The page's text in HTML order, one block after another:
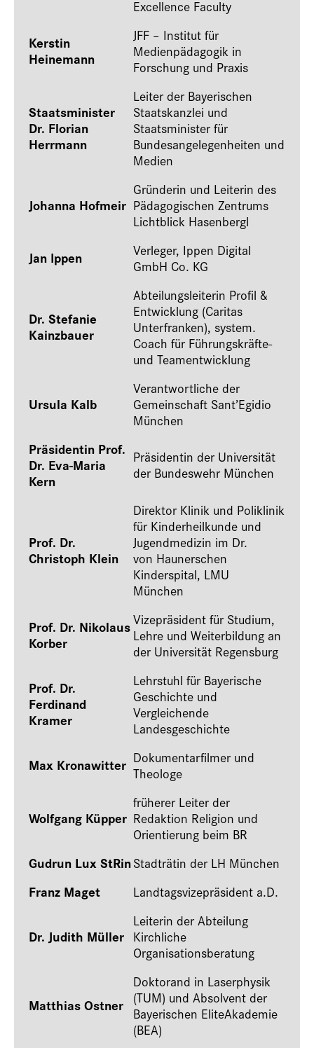
Excellence Faculty
Kerstin
Heinemann
JFF – Institut für
Medienpädagogik in
Forschung und Praxis
Staatsminister
Dr. Florian
Herrmann
Leiter der Bayerischen
Staatskanzlei und
Staatsminister für
Bundesangelegenheiten und
Medien
Johanna Hofmeir
Gründerin und Leiterin des
Pädagogischen Zentrums
Lichtblick Hasenbergl
Jan Ippen
Verleger, Ippen Digital
GmbH Co. KG
Dr. Stefanie
Kainzbauer
Abteilungsleiterin Profil &
Entwicklung (Caritas
Unterfranken), system.
Coach für Führungskräfte-
und Teamentwicklung
Ursula Kalb
Verantwortliche der
Gemeinschaft Sant’Egidio
München
Präsidentin Prof.
Dr. Eva-Maria
Kern
Präsidentin der Universität
der Bundeswehr München
Prof. Dr.
Christoph Klein
Direktor Klinik und Poliklinik
für Kinderheilkunde und
Jugendmedizin im Dr.
von Haunerschen
Kinderspital, LMU
München
Prof. Dr. Nikolaus
Korber
Vizepräsident für Studium,
Lehre und Weiterbildung an
der Universität Regensburg
Prof. Dr.
Ferdinand
Kramer
Lehrstuhl für Bayerische
Geschichte und
Vergleichende
Landesgeschichte
Max Kronawitter Dokumentarfilmer und
Theologe
Wolfgang Küpper
früherer Leiter der
Redaktion Religion und
Orientierung beim BR
Gudrun Lux StRinStadträtin der LH München
Franz Maget Landtagsvizepräsident a.D.
Dr. Judith Müller
Leiterin der Abteilung
Kirchliche
Organisationsberatung
Matthias Ostner
Doktorand in Laserphysik
(TUM) und Absolvent der
Bayerischen EliteAkademie
(BEA)